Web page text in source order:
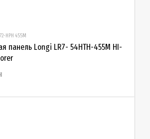
HPH 455M
панель Longi LR7- 54HTH-455М HI-